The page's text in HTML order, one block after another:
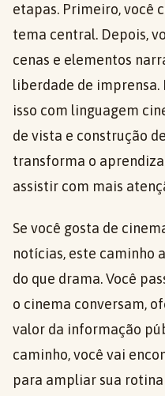
etapas. Primeiro, você
tema central. Depois,
cenas e elementos
liberdade de imprensa.
isso com linguagem
de vista e construção
transforma o
assistir com mais
Se você gosta de
notícias, este caminho
do que drama. Você
o cinema conversam,
valor da informação
caminho, você vai
para ampliar sua